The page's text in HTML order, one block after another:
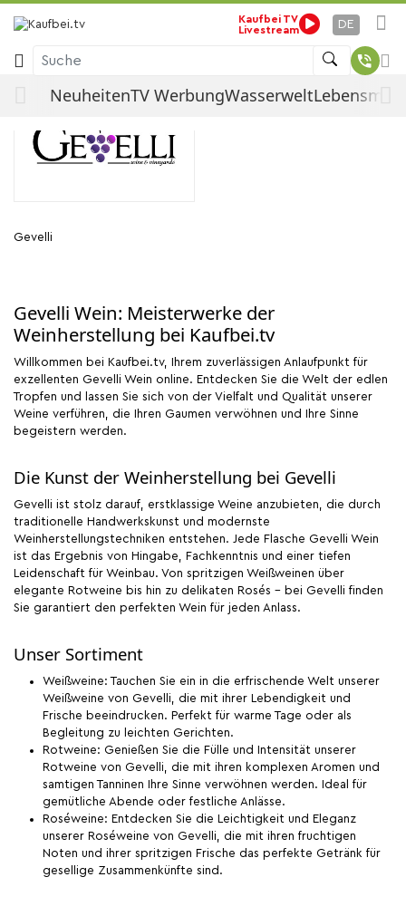
Kaufbei TV
Livestream
DE
Suche
NeuheitenTV WerbungWasserwelt
Startseite
Gevelli
Gevelli
Gevelli Wein: Meisterwerke der
Weinherstellung bei Kaufbei.tv
Willkommen bei Kaufbei.tv, Ihrem zuverlässigen Anlaufpunkt für
exzellenten Gevelli Wein online. Entdecken Sie die Welt der edlen
Tropfen und lassen Sie sich von der Vielfalt und Qualität unserer
Weine verführen, die Ihren Gaumen verwöhnen und Ihre Sinne
begeistern werden.
Die Kunst der Weinherstellung bei Gevelli
Gevelli ist stolz darauf, erstklassige Weine anzubieten, die durch
traditionelle Handwerkskunst und modernste
Weinherstellungstechniken entstehen. Jede Flasche Gevelli Wein
ist das Ergebnis von Hingabe, Fachkenntnis und einer tiefen
Leidenschaft für Weinbau. Von spritzigen Weißweinen über
elegante Rotweine bis hin zu delikaten Rosés - bei Gevelli finden
Sie garantiert den perfekten Wein für jeden Anlass.
Unser Sortiment
Weißweine: Tauchen Sie ein in die erfrischende Welt unserer
Weißweine von Gevelli, die mit ihrer Lebendigkeit und
Frische beeindrucken. Perfekt für warme Tage oder als
Begleitung zu leichten Gerichten.
Rotweine: Genießen Sie die Fülle und Intensität unserer
Rotweine von Gevelli, die mit ihren komplexen Aromen und
samtigen Tanninen Ihre Sinne verwöhnen werden. Ideal für
gemütliche Abende oder festliche Anlässe.
Roséweine: Entdecken Sie die Leichtigkeit und Eleganz
unserer Roséweine von Gevelli, die mit ihren fruchtigen
Noten und ihrer spritzigen Frische das perfekte Getränk für
gesellige Zusammenkünfte sind.